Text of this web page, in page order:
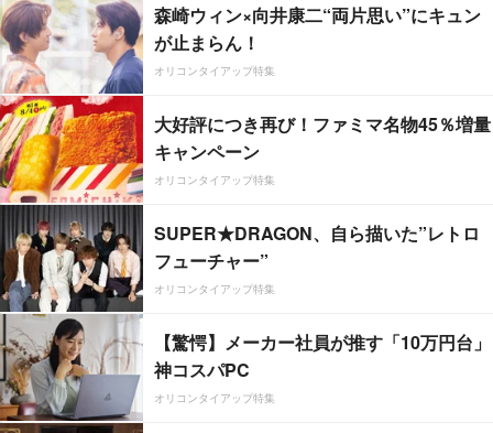
森崎ウィン×向井康二“両片思い”にキュン
が止まらん！
オリコンタイアップ特集
大好評につき再び！ファミマ名物45％増量
キャンペーン
オリコンタイアップ特集
SUPER★DRAGON、自ら描いた”レトロ
フューチャー”
オリコンタイアップ特集
【驚愕】メーカー社員が推す「10万円台」
神コスパPC
オリコンタイアップ特集